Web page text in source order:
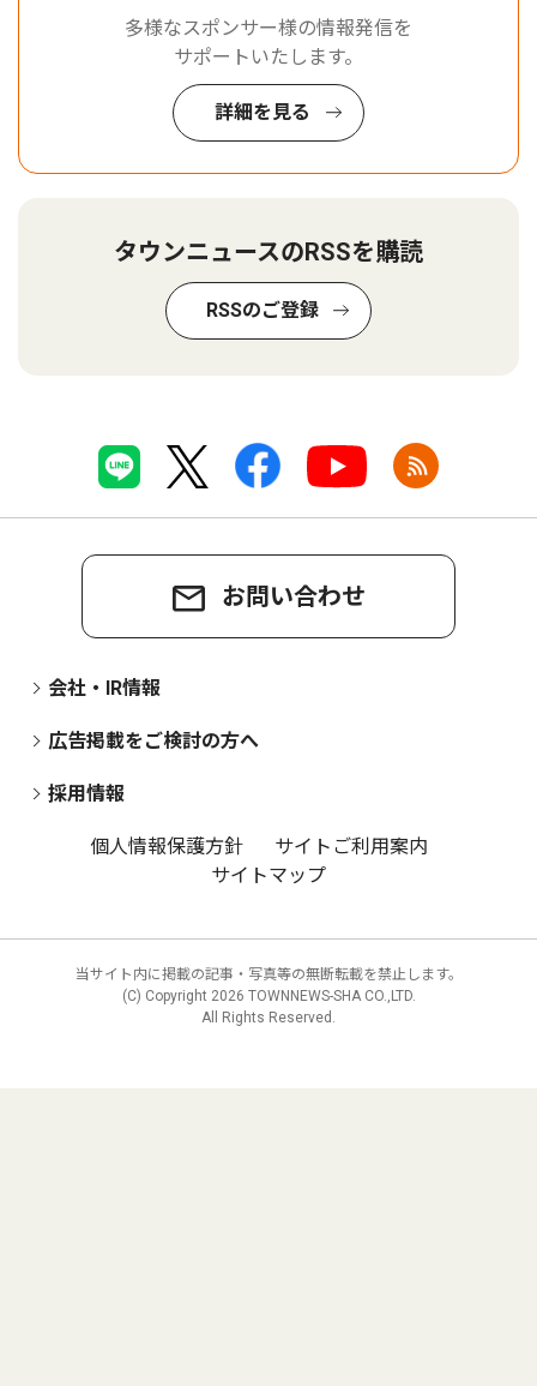
多様なスポンサー様の情報発信を
サポートいたします。
詳細を見る
タウンニュースのRSSを購読
RSSのご登録
お問い合わせ
会社・IR情報
広告掲載をご検討の方へ
採用情報
個人情報保護方針
サイトご利用案内
サイトマップ
当サイト内に掲載の記事・写真等の無断転載を禁止します。
(C) Copyright 2026 TOWNNEWS-SHA CO.,LTD.
All Rights Reserved.